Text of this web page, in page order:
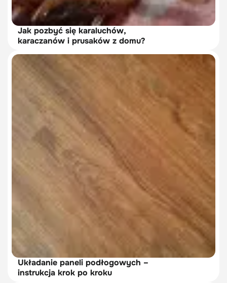
Jak pozbyć się karaluchów,
karaczanów i prusaków z domu?
Układanie paneli podłogowych –
instrukcja krok po kroku